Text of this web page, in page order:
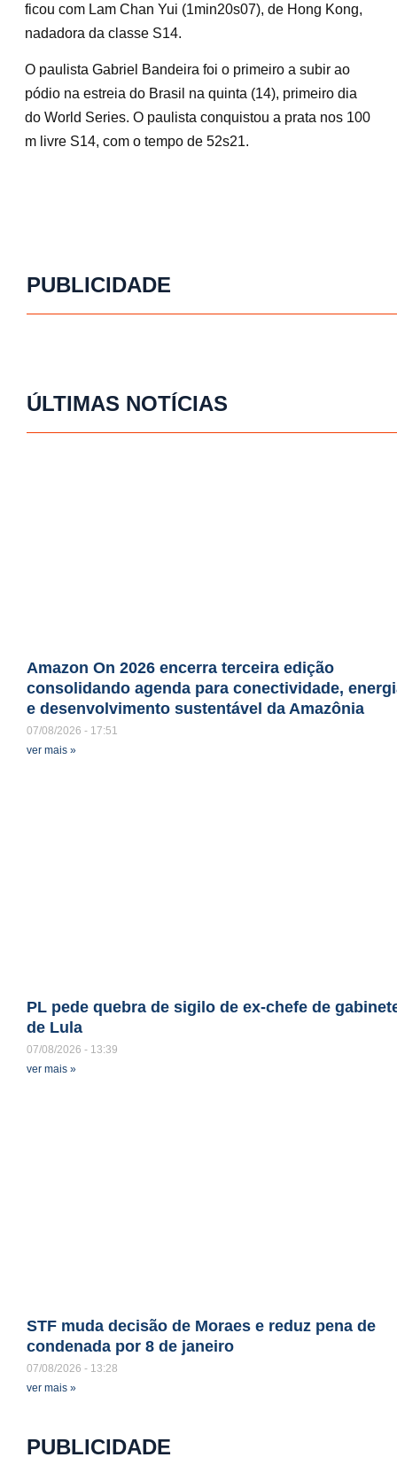
ficou com Lam Chan Yui (1min20s07), de Hong Kong,
nadadora da classe S14.
O paulista Gabriel Bandeira foi o primeiro a subir ao
pódio na estreia do Brasil na quinta (14), primeiro dia
do World Series. O paulista conquistou a prata nos 100
m livre S14, com o tempo de 52s21.
PUBLICIDADE
ÚLTIMAS NOTÍCIAS
Amazon On 2026 encerra terceira edição
consolidando agenda para conectividade,
e desenvolvimento sustentável da Amazônia
07/08/2026
17:51
ver mais »
PL pede quebra de sigilo de ex-chefe de
de Lula
07/08/2026
13:39
ver mais »
STF muda decisão de Moraes e reduz pena de
condenada por 8 de janeiro
07/08/2026
13:28
ver mais »
PUBLICIDADE